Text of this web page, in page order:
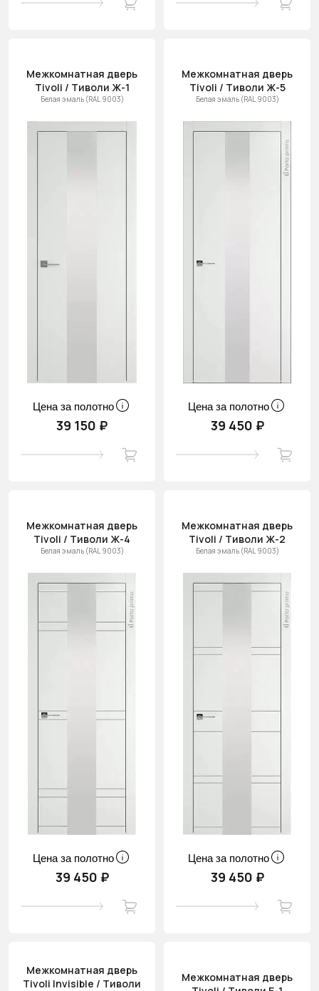
Межкомнатная дверь
Tivoli / Тиволи Ж-1
Белая эмаль (RAL 9003)
Цена за полотно
39 150 ₽
Межкомнатная дверь
Tivoli / Тиволи Ж-5
Белая эмаль (RAL 9003)
Цена за полотно
39 450 ₽
Межкомнатная дверь
Tivoli / Тиволи Ж-4
Белая эмаль (RAL 9003)
Цена за полотно
39 450 ₽
Межкомнатная дверь
Tivoli / Тиволи Ж-2
Белая эмаль (RAL 9003)
Цена за полотно
39 450 ₽
Межкомнатная дверь
Tivoli Invisible / Тиволи
Межкомнатная дверь